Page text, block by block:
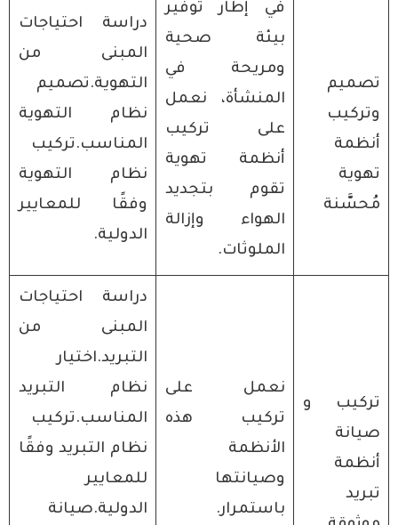
تصميم
وتركيب
أنظمة
تهوية
مُحسَّنة
في إطار توفير
بيئة صحية
ومريحة في
المنشأة، نعمل
على تركيب
أنظمة تهوية
تقوم بتجديد
الهواء وإزالة
الملوثات.
دراسة احتياجات
المبنى من
التهوية.تصميم
نظام التهوية
المناسب.تركيب
نظام التهوية
وفقًا للمعايير
الدولية.
تركيب و
صيانة
أنظمة
تبريد
نعمل على
تركيب هذه
الأنظمة
وصيانتها
باستمرار.
دراسة احتياجات
المبنى من
التبريد.اختيار
نظام التبريد
المناسب.تركيب
نظام التبريد وفقًا
للمعايير
الدولية.صيانة